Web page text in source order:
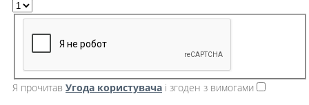
Я прочитав Угода користувача і згоден з вимогами